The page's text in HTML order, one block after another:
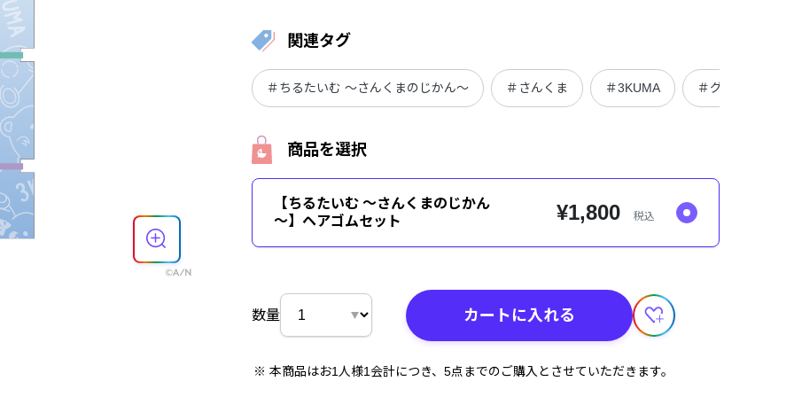
関連タグ
＃ちるたいむ ～さんくまのじかん～ ＃さんくま ＃3KUMA ＃グッズ
商品を選択
【ちるたいむ ～さんくまのじかん
～】ヘアゴムセット
¥1,800 税込
数量 カートに入れる
本商品はお1人様1会計につき、5点までのご購入とさせていただきます。